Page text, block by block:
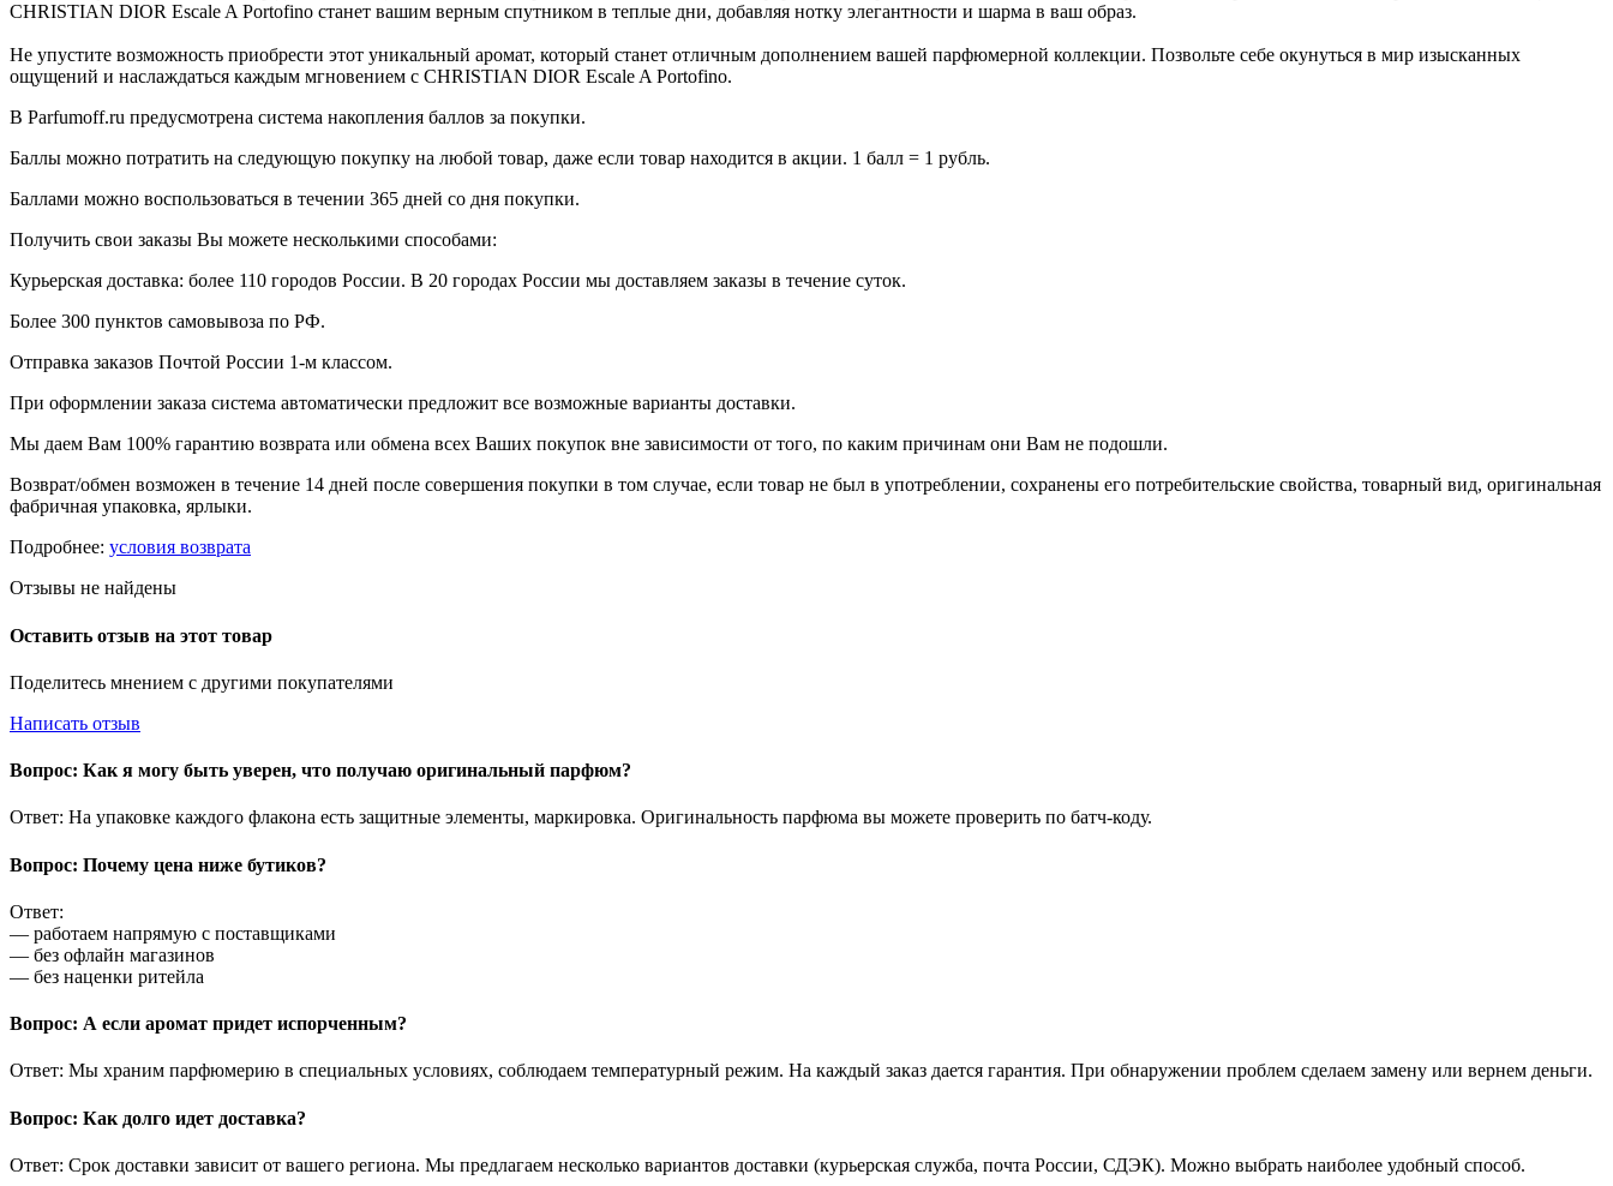
CHRISTIAN DIOR Escale A Portofino станет вашим верным спутником в теплые дни, добавляя нотку элегантности и шарма в ваш образ.
Не упустите возможность приобрести этот уникальный аромат, который станет отличным дополнением вашей парфюмерной коллекции. Позвольте себе окунуться в мир изысканных
ощущений и наслаждаться каждым мгновением с CHRISTIAN DIOR Escale A Portofino.
В Parfumoff.ru предусмотрена система накопления баллов за покупки.
Баллы можно потратить на следующую покупку на любой товар, даже если товар находится в акции. 1 балл = 1 рубль.
Баллами можно воспользоваться в течении 365 дней со дня покупки.
Получить свои заказы Вы можете несколькими способами:
Курьерская доставка: более 110 городов России. В 20 городах России мы доставляем заказы в течение суток.
Более 300 пунктов самовывоза по РФ.
Отправка заказов Почтой России 1-м классом.
При оформлении заказа система автоматически предложит все возможные варианты доставки.
Мы даем Вам 100% гарантию возврата или обмена всех Ваших покупок вне зависимости от того, по каким причинам они Вам не подошли.
Возврат/обмен возможен в течение 14 дней после совершения покупки в том случае, если товар не был в употреблении, сохранены его потребительские свойства, товарный вид, оригинальная
фабричная упаковка, ярлыки.
Подробнее: условия возврата
Отзывы не найдены
Оставить отзыв на этот товар
Поделитесь мнением с другими покупателями
Написать отзыв
Вопрос: Как я могу быть уверен, что получаю оригинальный парфюм?
Ответ: На упаковке каждого флакона есть защитные элементы, маркировка. Оригинальность парфюма вы можете проверить по батч-коду.
Вопрос: Почему цена ниже бутиков?
Ответ:
— работаем напрямую с поставщиками
— без офлайн магазинов
— без наценки ритейла
Вопрос: А если аромат придет испорченным?
Ответ: Мы храним парфюмерию в специальных условиях, соблюдаем температурный режим. На каждый заказ дается гарантия. При обнаружении проблем сделаем замену или вернем деньги.
Вопрос: Как долго идет доставка?
Ответ: Срок доставки зависит от вашего региона. Мы предлагаем несколько вариантов доставки (курьерская служба, почта России, СДЭК). Можно выбрать наиболее удобный способ.